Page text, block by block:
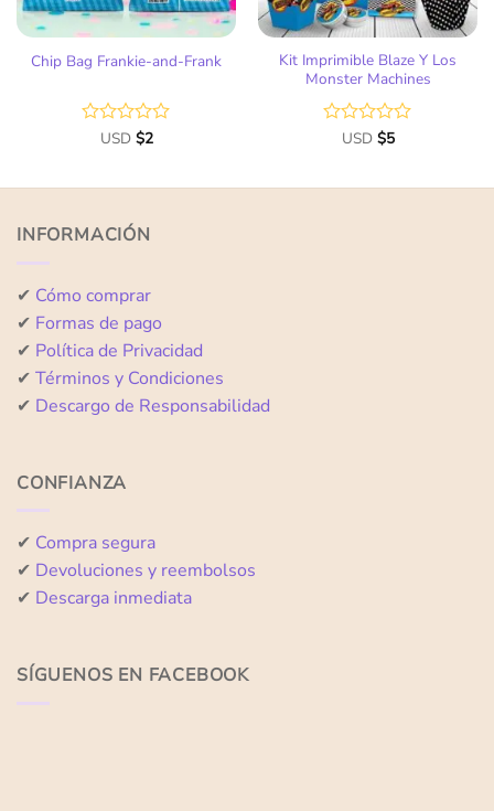
Chip Bag Frankie-and-Frank
Valorado
de
USD $2
Kit Imprimible Blaze Y Los
Monster Machines
Valorado
de
USD $5
INFORMACIÓN
✔ Cómo comprar
✔ Formas de pago
✔ Política de Privacidad
✔ Términos y Condiciones
✔ Descargo de Responsabilidad
CONFIANZA
✔ Compra segura
✔ Devoluciones y reembolsos
✔ Descarga inmediata
SÍGUENOS EN FACEBOOK